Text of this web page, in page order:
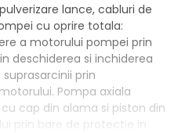
lance, cabluri de
cu oprire totala:
a motorului pompei prin
deschiderea si inchiderea
prin
Pompa axiala
cap din alama si piston din
prin bare de protectie in